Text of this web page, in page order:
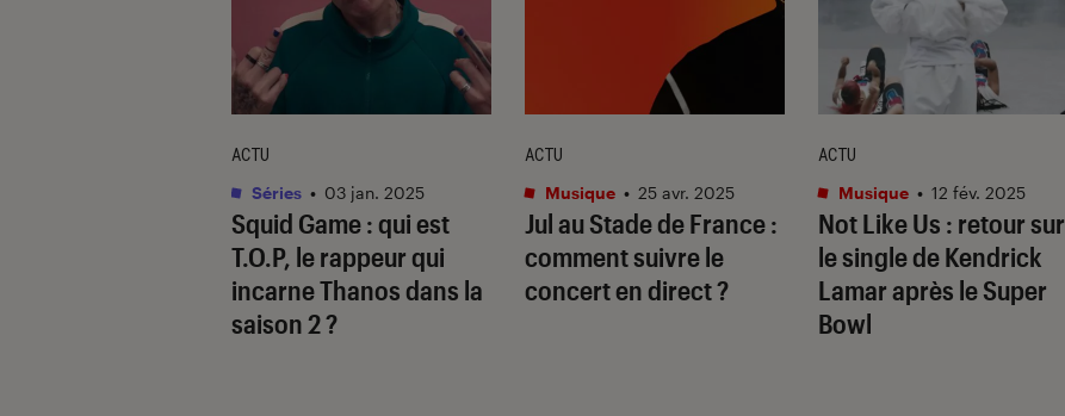
Squid Game: qui est
T.O.P, le rappeur qui
incarne Thanos dans la
saison 2 ?
ACTU
Séries • 03 jan. 2025
Jul au Stade de France :
comment suivre le
concert en direct ?
ACTU
Musique • 25 avr. 2025
Not Like Us : retour sur
le single de Kendrick
Lamar après le Super
Bowl
ACTU
Musique • 12 fév. 2025